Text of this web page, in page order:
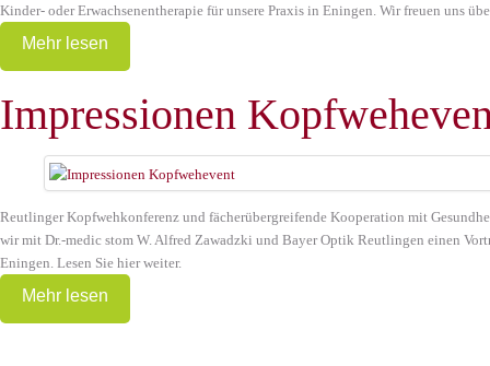
Kinder- oder Erwachsenentherapie für unsere Praxis in Eningen. Wir freuen uns
Mehr lesen
Impressionen
Reutlinger Kopfwehkonferenz und fächerübergreifende Kooperation mit
wir mit Dr.-medic stom W. Alfred Zawadzki und Bayer Optik Reutlingen einen
Eningen. Lesen Sie hier weiter.
Mehr lesen